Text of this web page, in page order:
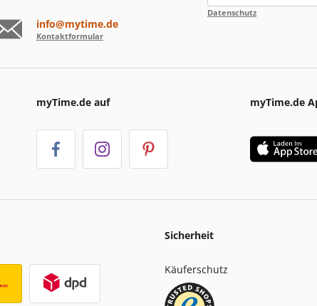
info@mytime.de
Kontaktformular
Datenschutz
myTime.de auf myTime.de
Sicherheit
Käuferschutz